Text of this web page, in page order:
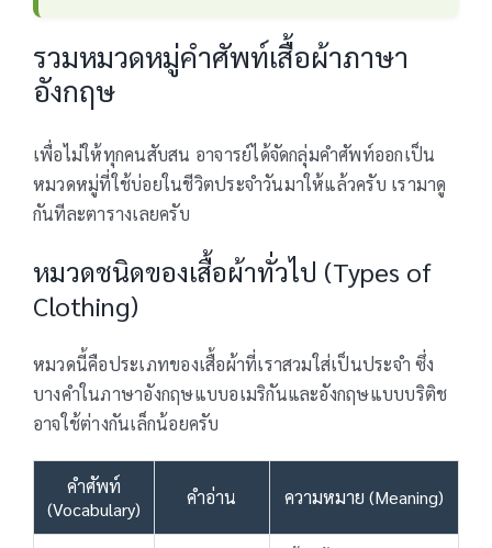
รวมหมวดหมู่คำศัพท์เสื้อผ้าภาษา
อังกฤษ
เพื่อไม่ให้ทุกคนสับสน อาจารย์ได้จัดกลุ่มคำศัพท์ออกเป็น
หมวดหมู่ที่ใช้บ่อยในชีวิตประจำวันมาให้แล้วครับ เรามาดู
กันทีละตารางเลยครับ
หมวดชนิดของเสื้อผ้าทั่วไป (Types of
Clothing)
หมวดนี้คือประเภทของเสื้อผ้าที่เราสวมใส่เป็นประจำ ซึ่ง
บางคำในภาษาอังกฤษแบบอเมริกันและอังกฤษแบบบริติช
อาจใช้ต่างกันเล็กน้อยครับ
คำศัพท์
(Vocabulary)
คำอ่าน ความหมาย (Meaning)